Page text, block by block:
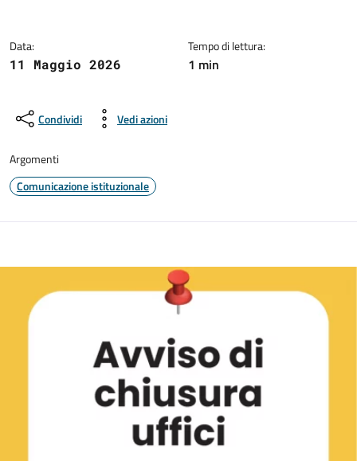
Data:
11 Maggio 2026
Tempo di lettura:
1 min
Condividi Vedi azioni
Argomenti
Comunicazione istituzionale